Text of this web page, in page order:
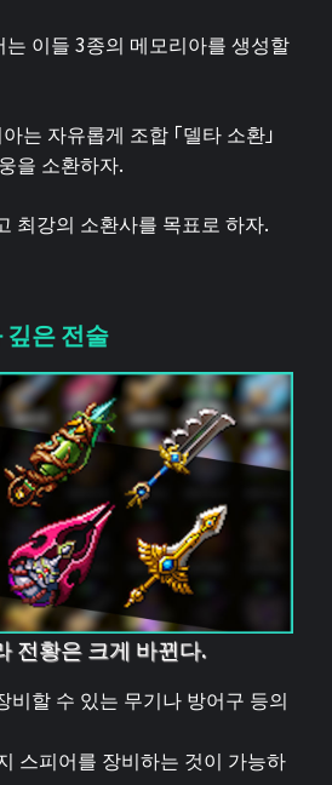
이들 3종의 메모리아를 생성할
는 자유롭게 조합 「델타 소환」
을 소환하자.
최강의 소환사를 목표로 하자.
은 전술
전황은 크게 바뀐다.
비할 수 있는 무기나 방어구 등의
스피어를 장비하는 것이 가능하